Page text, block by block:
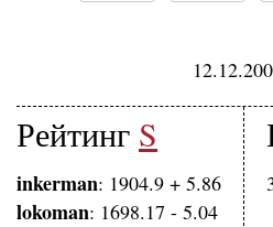
Рейтинг S
inkerman: 1904.9 + 5.86
lokoman: 1698.17 - 5.04